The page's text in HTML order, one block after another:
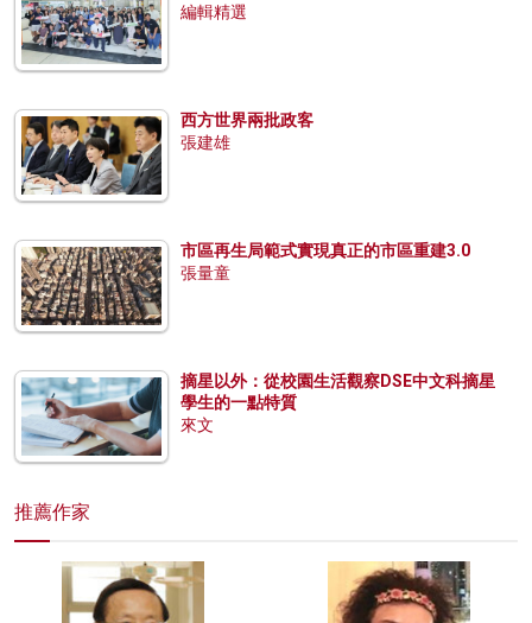
編輯精選
西方世界兩批政客
張建雄
市區再生局範式實現真正的市區重建3.0
張量童
摘星以外：從校園生活觀察DSE中文科摘星
學生的一點特質
來文
推薦作家